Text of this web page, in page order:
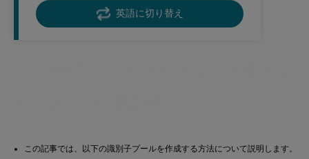
英語に切り替え
この記事では、以下の識別子プールを作成する方法について説明します。